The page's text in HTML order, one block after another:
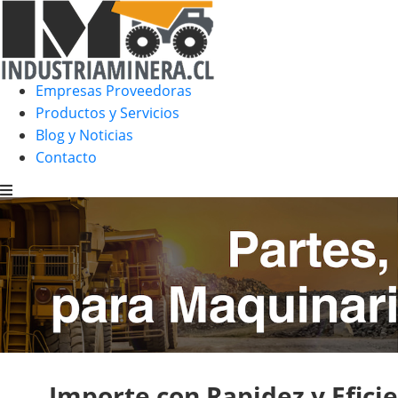
Empresas Proveedoras
Productos y Servicios
Blog y Noticias
Contacto